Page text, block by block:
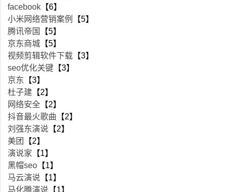
facebook 【6】
小米网络营销案例
【5】
腾讯帝国
【5】
京东商城 【5】
视频剪辑软件下载 【3】
seo优化关键 【3】
京东 【3】
杜子建 【2】
网络安全 【2】
抖音最火歌曲 【2】
刘强东演说 【2】
美团
【2】
演说家 【1】
黑帽seo 【1】
马云演说 【1】
马化腾演说 【1】